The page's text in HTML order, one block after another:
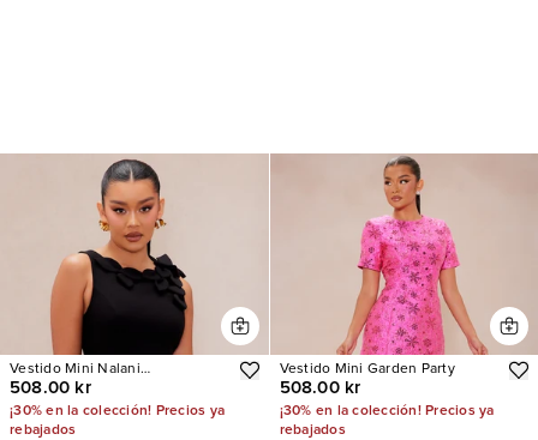
Vestido Mini Nalani
Embroidered
508.00 kr
¡30% en la colección! Precios ya
rebajados
Vestido Mini Garden Party
508.00 kr
¡30% en la colección! Precios ya
rebajados